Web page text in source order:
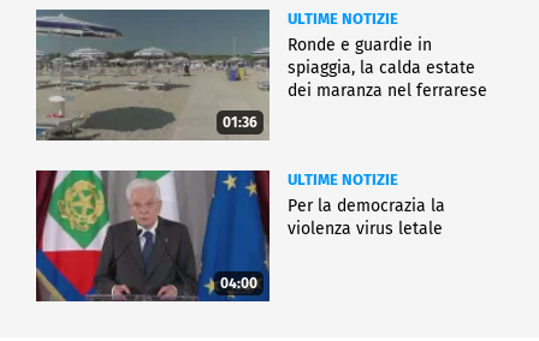
01:36
ULTIME NOTIZIE
Ronde e guardie in
spiaggia, la calda estate
dei maranza nel ferrarese
04:00
ULTIME NOTIZIE
Per la democrazia la
violenza virus letale